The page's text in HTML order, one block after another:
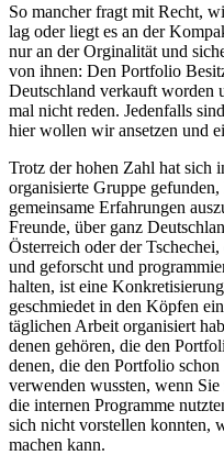
So mancher fragt mit Recht,
lag oder liegt es an der
nur an der Orginalität und
von ihnen: Den Portfolio
Deutschland verkauft
mal nicht reden. Jedenfalls
hier wollen wir ansetzen und
Trotz der hohen Zahl hat sich
organisierte Gruppe
gemeinsame Erfahrungen
Freunde, über ganz
Österreich oder der
und geforscht und
halten, ist eine
geschmiedet in den Köpfen
täglichen Arbeit organisiert
denen gehören, die den
denen, die den Portfolio
verwenden wussten, wenn
die internen Programme
sich nicht vorstellen konnten,
machen kann.